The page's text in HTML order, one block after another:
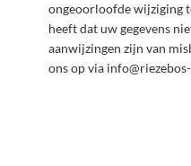
ongeoorloofde wijziging
heeft dat uw gegevens
aanwijzingen zijn van
ons op via